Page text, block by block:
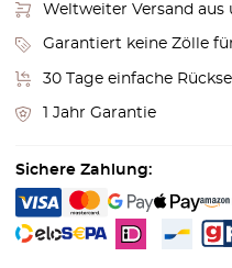
Weltweiter Versand aus
Garantiert keine Zölle
30 Tage einfache
1 Jahr Garantie
Sichere Zahlung: